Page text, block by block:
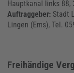
Hauptkanal links 88,
Auftraggeber: Stadt
Lingen (Ems), Tel.
Freihändige